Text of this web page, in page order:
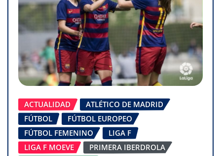
ACTUALIDAD
ATLÉTICO DE MADRID
FÚTBOL
FÚTBOL EUROPEO
FÚTBOL FEMENINO
LIGA F
LIGA F MOEVE
PRIMERA IBERDROLA